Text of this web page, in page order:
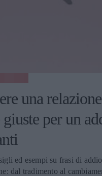
una
per un
ed esempi su frasi di
dal tradimento al